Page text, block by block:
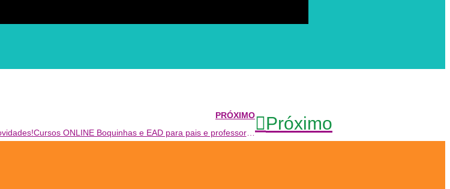
PRÓXIMO
Novidades!Cursos ONLINE Boquinhas e EAD para pais e professores e mais frete grátis toda loja. Próximo